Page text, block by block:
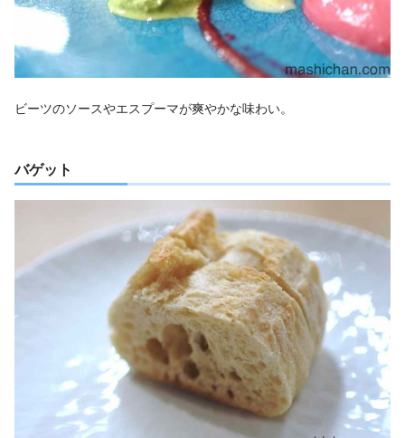
ビーツのソースやエスプーマが爽やかな味わい。
バゲット